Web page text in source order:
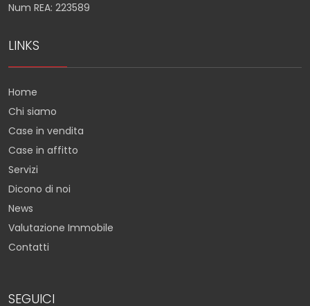
Num REA: 223589
LINKS
Home
Chi siamo
Case in vendita
Case in affitto
Servizi
Dicono di noi
News
Valutazione Immobile
Contatti
SEGUICI